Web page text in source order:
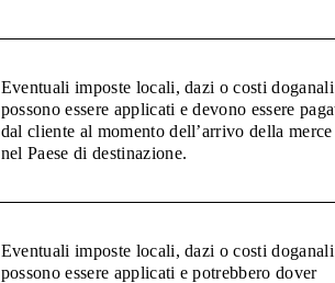
Eventuali imposte locali, dazi o costi doganali
possono essere applicati e devono essere
dal cliente al momento dell’arrivo della merce
nel Paese di destinazione.
Eventuali imposte locali, dazi o costi doganali
possono essere applicati e potrebbero dover